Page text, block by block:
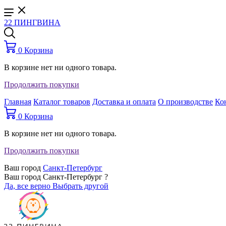
22 ПИНГВИНА
0 Корзина
В корзине нет ни одного товара.
Продолжить покупки
Главная Каталог товаров Доставка и оплата О производстве
0 Корзина
В корзине нет ни одного товара.
Продолжить покупки
Ваш город Санкт-Петербург
Ваш город Санкт-Петербург ?
Да, все верно Выбрать другой